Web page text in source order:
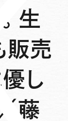
生
販売
し
藤